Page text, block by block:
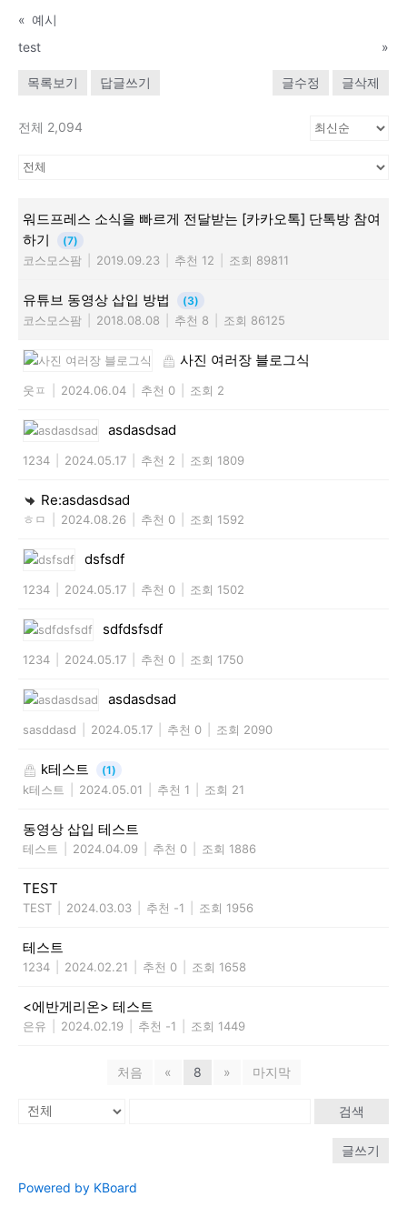
« 예시
test
»
목록보기 답글쓰기 글수정 글삭제
전체 2,094
워드프레스 소식을 빠르게 전달받는 [카카오톡] 단톡방 참여
하기
(7)
코스모스팜 2019.09.23 추천 12 조회 89811
유튜브 동영상 삽입 방법 (3)
코스모스팜 2018.08.08 추천 8 조회 86125
사진 여러장 블로그식
웃ㅍ 2024.06.04 추천 0 조회 2
asdasdsad
1234 2024.05.17 추천 2 조회 1809
Re:asdasdsad
ㅎㅁ 2024.08.26 추천 0 조회 1592
dsfsdf
1234 2024.05.17 추천 0 조회 1502
sdfdsfsdf
1234 2024.05.17 추천 0 조회 1750
asdasdsad
sasddasd 2024.05.17 추천 0 조회 2090
k테스트 (1)
k테스트 2024.05.01 추천 1 조회 21
동영상 삽입 테스트
테스트 2024.04.09 추천 0 조회 1886
TEST
TEST 2024.03.03 추천 -1 조회 1956
테스트
1234 2024.02.21 추천 0 조회 1658
<에반게리온> 테스트
은유 2024.02.19 추천 -1 조회 1449
처음 « 8 » 마지막
검색
글쓰기
Powered by KBoard